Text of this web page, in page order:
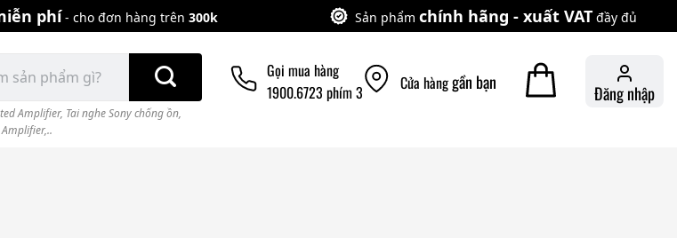
phí- cho đơn hàng trên 300k Sản phẩm chính hãng - xuất VAT đầy đủ
Amplifier, Tai nghe Sony chống ồn,
Gọi mua hàng
1900.6723 phím 3
Cửa hànggần bạn Đăng nhập